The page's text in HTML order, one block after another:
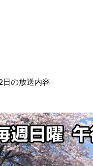
日の放送内容